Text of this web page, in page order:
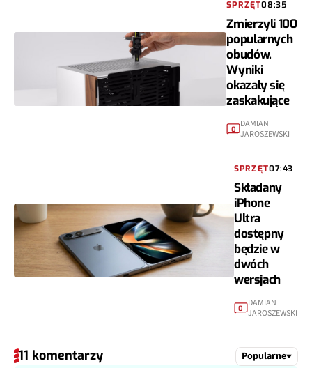
SPRZĘT08:35
Zmierzyli 100
popularnych
obudów.
Wyniki
okazały się
zaskakujące
0
DAMIAN
JAROSZEWSKI
SPRZĘT07:43
Składany
iPhone
Ultra
dostępny
będzie w
dwóch
wersjach
0
DAMIAN
JAROSZEWSKI
11 komentarzy Popularne